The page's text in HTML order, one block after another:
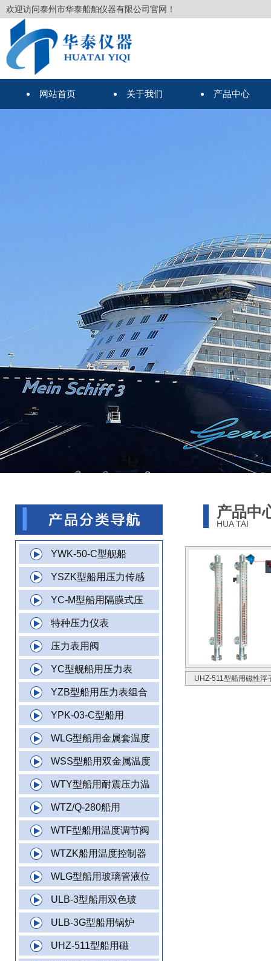
欢迎访问泰州市华泰船舶仪器有限公司官网！
网站首页 关于我们 产品中心
YWK-50-C型舰船
YSZK型船用压力传感
YC-M型船用隔膜式压
特种压力仪表
压力表用阀
YC型舰船用压力表
YZB型船用压力表组合
YPK-03-C型船用
WLG型船用金属套温度
WSS型船用双金属温度
WTY型船用耐震压力温
WTZ/Q-280船用
WTF型船用温度调节阀
WTZK船用温度控制器
WLG型船用玻璃管液位
ULB-3型船用双色玻
ULB-3G型船用锅炉
UHZ-511型船用磁
产品中
HUA TAI
UHZ-511型船用磁性浮